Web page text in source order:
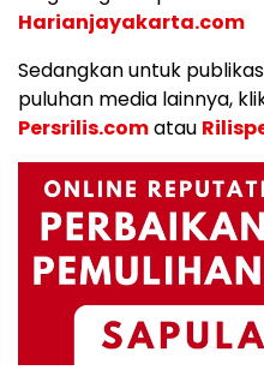
Harianjayakarta.com
Sedangkan untuk
puluhan media lainnya,
Persrilis.comatau